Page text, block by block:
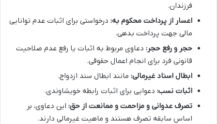
فرزندان.
اعسار از پرداخت محکوم به: درخواستی برای اثبات عدم توانایی
مالی جهت پرداخت بدهی.
حجر و رفع حجر: دعاوی مربوط به اثبات یا رفع عدم صلاحیت
قانونی فرد برای انجام اعمال حقوقی.
ابطال اسناد غیرمالی: مانند ابطال سند ازدواج.
اثبات نسب: دعوایی برای اثبات رابطه خویشاوندی.
تصرف عدوانی و مزاحمت و ممانعت از حق: این دعاوی، بر
اساس سابقه تصرف هستند و ماهیت غیرمالی دارند.